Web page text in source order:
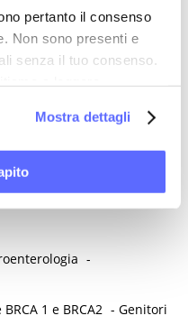
pertanto il consenso
Non sono presenti e
senza il tuo consenso.
Mostra dettagli
-Fiducia Filosofia
-Fisioterapia -Fistola
e integratori -
-
1 e BRCA2 -Genitori